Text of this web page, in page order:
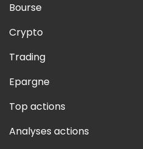
Bourse
Crypto
Trading
Epargne
Top actions
Analyses actions